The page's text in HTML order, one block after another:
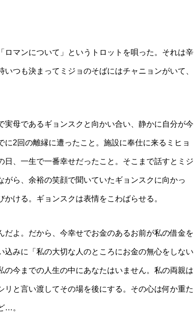
マンについて」というトロットを唄った。それは辛
つも決まってミジョのそばにはチャニョンがいて、
母であるギョンスクと向かい合い、静かに自分が今
2回の離縁に遭ったこと。施設に奉仕に来るミヒョ
、一生で一番幸せだったこと。そこまで話すとミジ
ら、余裕の笑顔で聞いていたギョンスクに向かっ
ける。ギョンスクは表情をこわばらせる。
だよ。だから、今幸せでお金のあるお前が私の借金を
みに「私の大切な人のところにお金の無心をしない
今までの人生の中にあなたはいません。私の両親は
と言い渡してその場を後にする。その心は何か重た
…。